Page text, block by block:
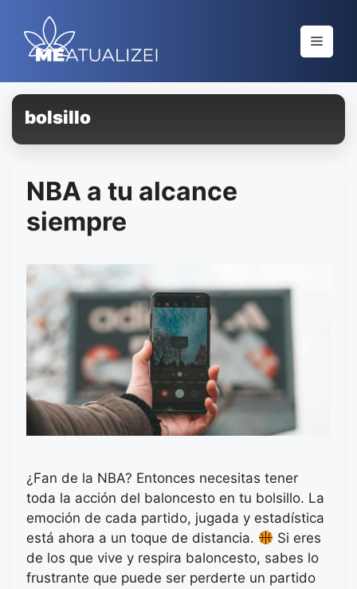
contenido
Menú
bolsillo
NBA a tu alcance
siempre
¿Fan de la NBA? Entonces necesitas tener
toda la acción del baloncesto en tu bolsillo. La
emoción de cada partido, jugada y estadística
está ahora a un toque de distancia.
Si eres
de los que vive y respira baloncesto, sabes lo
frustrante que puede ser perderte un partido